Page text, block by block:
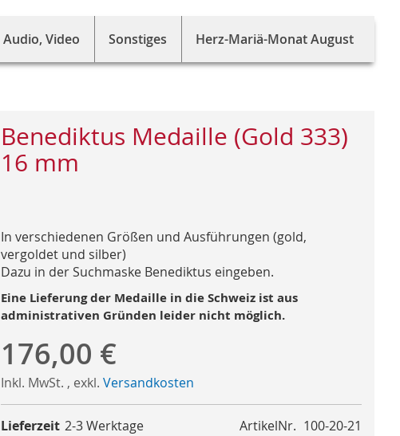
Audio, Video Sonstiges Herz-Mariä-Monat August
Benediktus Medaille (Gold 333)
16 mm
In verschiedenen Größen und Ausführungen (gold,
vergoldet und silber)
Dazu in der Suchmaske Benediktus eingeben.
Eine Lieferung der Medaille in die Schweiz ist aus
administrativen Gründen leider nicht möglich.
176,00 €
Inkl. MwSt. , exkl. Versandkosten
ArtikelNr. 100-20-21
Lieferzeit 2-3 Werktage